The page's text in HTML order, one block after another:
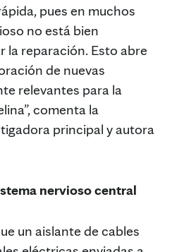
pues en muchos
no está bien
la reparación. Esto abre
de nuevas
relevantes para la
comenta la
principal y autora
nervioso central
un aislante de cables